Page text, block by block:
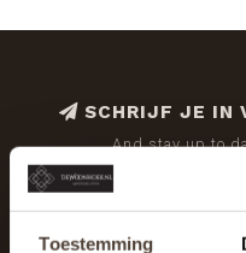
Toestemming
SCHRIJF JE IN
And stay up to